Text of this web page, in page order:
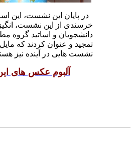
در پایان این نشست، این اساتید
خرسندی از این نشست،
دانشجویان و اساتید گروه
تمجید و عنوان کردند که
نشست هایی در آینده نیز
آلبوم عکس های